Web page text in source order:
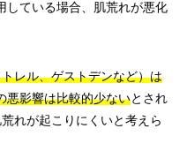
している場合、肌荒れが悪化
レル、ゲストデンなど）は
悪影響は比較的少ないとされ
れが起こりにくいと考えら